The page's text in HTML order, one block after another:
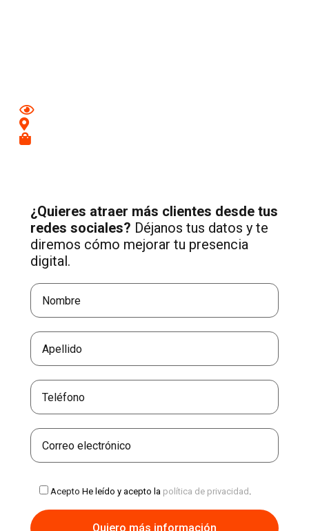
¿Quieres atraer más clientes desde tus
redes sociales? Déjanos tus datos y te
diremos cómo mejorar tu presencia
digital.
Acepto He leído y acepto la política de privacidad .